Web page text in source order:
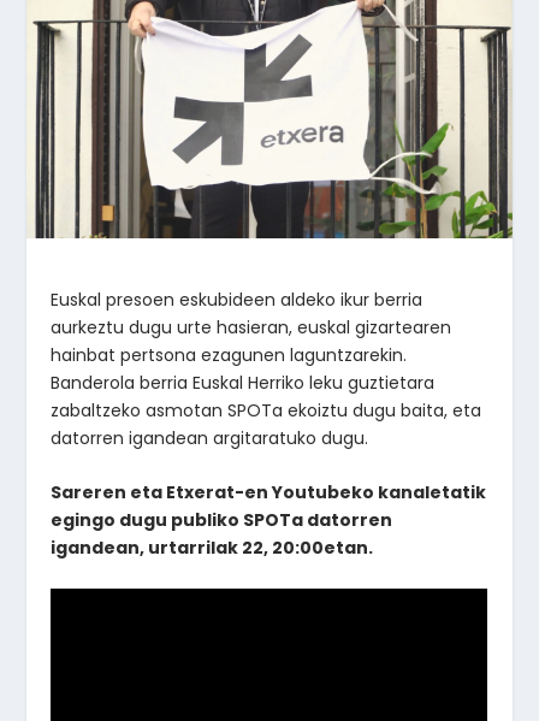
Euskal presoen eskubideen aldeko ikur berria
aurkeztu dugu urte hasieran, euskal gizartearen
hainbat pertsona ezagunen laguntzarekin.
Banderola berria Euskal Herriko leku guztietara
zabaltzeko asmotan SPOTa ekoiztu dugu baita, eta
datorren igandean argitaratuko dugu.
Sareren eta Etxerat-en Youtubeko kanaletatik
egingo dugu publiko SPOTa datorren
igandean, urtarrilak 22, 20:00etan.